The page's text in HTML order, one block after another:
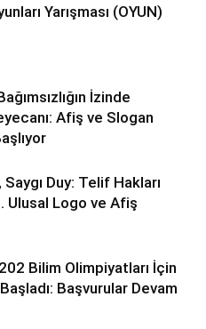
Yarışması (OYUN)
İzinde
Afiş ve Slogan
Duy: Telif Hakları
Ulusal Logo ve Afiş
Bilim Olimpiyatları İçin
Başvurular Devam